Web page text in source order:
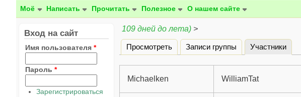
Моё Написать Прочитать Полезное О нашем сайте
109 дней до лета) >
Главные вкладки
Просмотреть Записи группы Участники
Michaelken WilliamTat
Вход на сайт
Имя пользователя *
Пароль *
Зарегистрироваться